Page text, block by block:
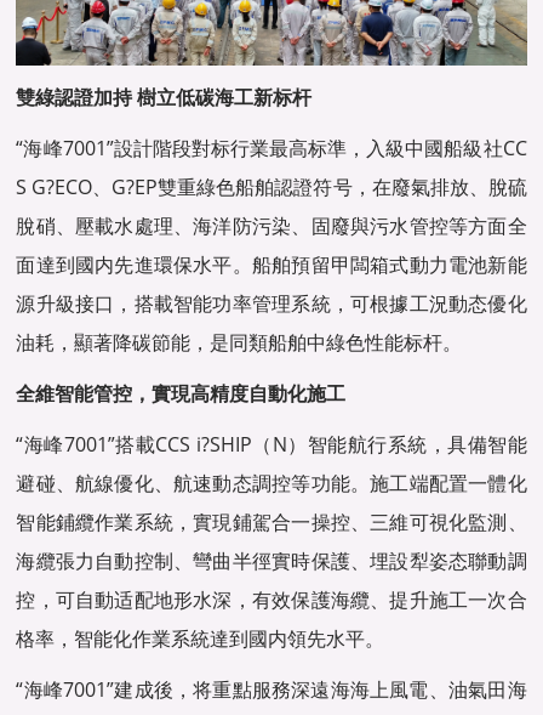
雙綠認證加持 樹立低碳海工新标杆
“海峰7001”設計階段對标行業最高标準，入級中國船級社CC
S G?ECO、G?EP雙重綠色船舶認證符号，在廢氣排放、脫硫
脫硝、壓載水處理、海洋防污染、固廢與污水管控等方面全
面達到國内先進環保水平。船舶預留甲闆箱式動力電池新能
源升級接口，搭載智能功率管理系統，可根據工況動态優化
油耗，顯著降碳節能，是同類船舶中綠色性能标杆。
全維智能管控，實現高精度自動化施工
“海峰7001”搭載CCS i?SHIP（N）智能航行系統，具備智能
避碰、航線優化、航速動态調控等功能。施工端配置一體化
智能鋪纜作業系統，實現鋪駕合一操控、三維可視化監測、
海纜張力自動控制、彎曲半徑實時保護、埋設犁姿态聯動調
控，可自動适配地形水深，有效保護海纜、提升施工一次合
格率，智能化作業系統達到國内領先水平。
“海峰7001”建成後，将重點服務深遠海海上風電、油氣田海